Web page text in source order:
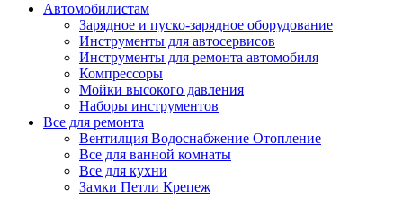
Автомобилистам
Зарядное и пуско-зарядное оборудование
Инструменты для автосервисов
Инструменты для ремонта автомобиля
Компрессоры
Мойки высокого давления
Наборы инструментов
Все для ремонта
Вентилция Водоснабжение Отопление
Все для ванной комнаты
Все для кухни
Замки Петли Крепеж